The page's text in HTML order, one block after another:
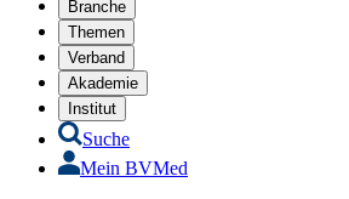
Branche
Themen
Verband
Akademie
Institut
Suche
Mein BVMed